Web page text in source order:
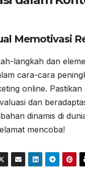
Memotivasi
langkah dan
cara-cara
online.
dan
dinamis di
mencoba!